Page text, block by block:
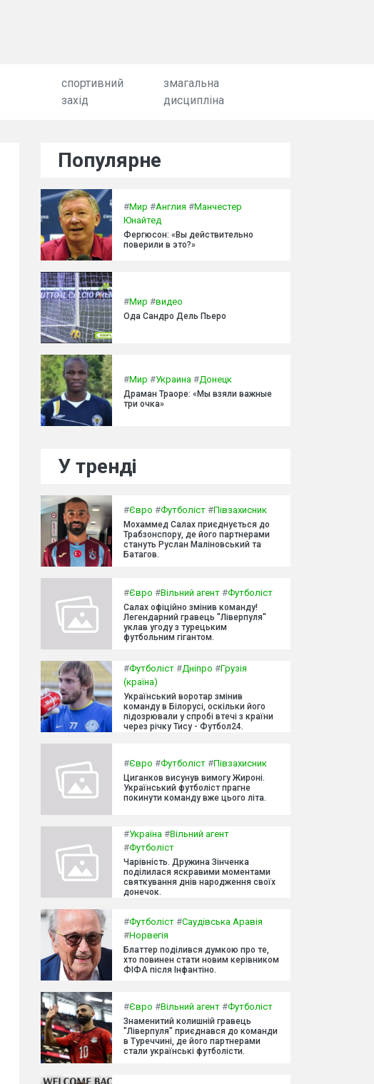
спортивний
захід
змагальна
дисципліна
Популярне
#Мир #Англия #Манчестер
Юнайтед
Фергюсон: «Вы действительно
поверили в это?»
#Мир #видео
Ода Сандро Дель Пьеро
#Мир #Украина #Донецк
Драман Траоре: «Мы взяли важные
три очка»
У тренді
#Євро #Футболіст #Півзахисник
Мохаммед Салах приєднується до
Трабзонспору, де його партнерами
стануть Руслан Маліновський та
Батагов.
#Євро #Вільний агент #Футболіст
Салах офіційно змінив команду!
Легендарний гравець "Ліверпуля"
уклав угоду з турецьким
футбольним гігантом.
#Футболіст #Дніпро #Грузія
(країна)
Український воротар змінив
команду в Білорусі, оскільки його
підозрювали у спробі втечі з країни
через річку Тису - Футбол24.
#Євро #Футболіст #Півзахисник
Циганков висунув вимогу Жироні.
Український футболіст прагне
покинути команду вже цього літа.
#Україна #Вільний агент
#Футболіст
Чарівність. Дружина Зінченка
поділилася яскравими моментами
святкування днів народження своїх
донечок.
#Футболіст #Саудівська Аравія
#Норвегія
Блаттер поділився думкою про те,
хто повинен стати новим керівником
ФІФА після Інфантіно.
#Євро #Вільний агент #Футболіст
Знаменитий колишній гравець
"Ліверпуля" приєднався до команди
в Туреччині, де його партнерами
стали українські футболісти.